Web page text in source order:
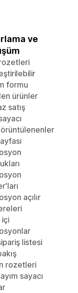
ve
formu
ürünler
satış
açılır
içi
listesi
rozetleri
sayacı